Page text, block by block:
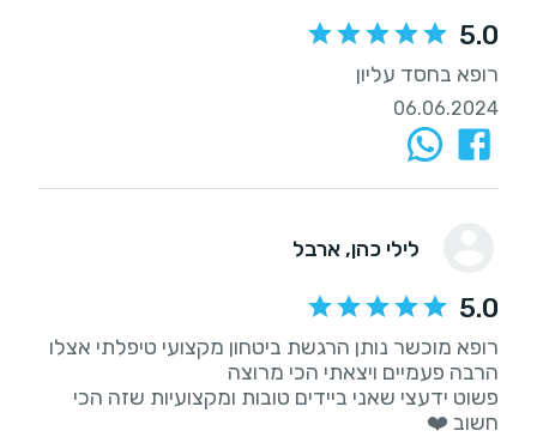
5.0
רופא בחסד עליון
06.06.2024
לילי כהן, ארבל
5.0
רופא מוכשר נותן הרגשת ביטחון מקצועי טיפלתי אצלו
פשוט ידעצי שאני ביידים טובות ומקצועיות שזה הכי
חשוב ❤️